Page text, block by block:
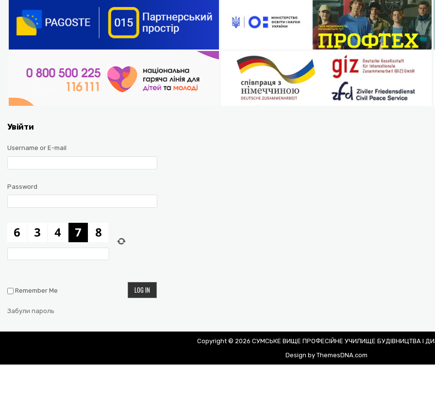
Увійти
Username or E-mail
Password
Remember Me
Забули пароль
Copyright © 2026 СУМСЬКЕ ВИЩЕ ПРОФЕСІЙНЕ УЧИЛИЩЕ БУДІВНИЦТВА І
Design by ThemesDNA.com